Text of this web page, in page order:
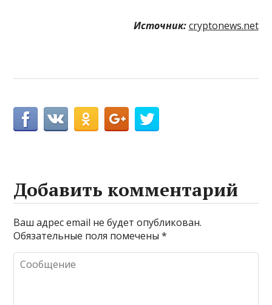
Источник: cryptonews.net
Добавить комментарий
Ваш адрес email не будет опубликован.
Обязательные поля помечены*